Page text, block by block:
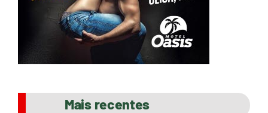
Mais recentes